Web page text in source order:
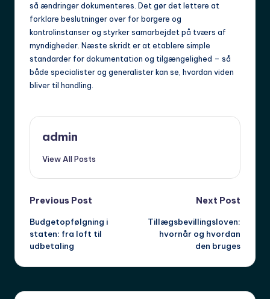
så ændringer dokumenteres. Det gør det lettere at
forklare beslutninger over for borgere og
kontrolinstanser og styrker samarbejdet på tværs af
myndigheder. Næste skridt er at etablere simple
standarder for dokumentation og tilgængelighed – så
både specialister og generalister kan se, hvordan viden
bliver til handling.
admin
View All Posts
Post
navigation
Previous Post
Budgetopfølgning i
staten: fra loft til
udbetaling
Next Post
Tillægsbevillingsloven:
hvornår og hvordan
den bruges